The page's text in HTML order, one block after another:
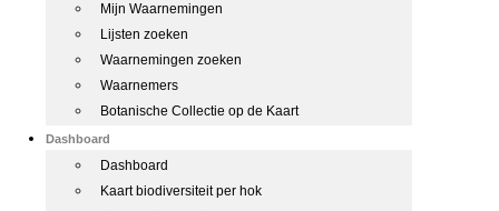
Mijn Waarnemingen
Lijsten zoeken
Waarnemingen zoeken
Waarnemers
Botanische Collectie op de Kaart
Dashboard
Dashboard
Kaart biodiversiteit per hok